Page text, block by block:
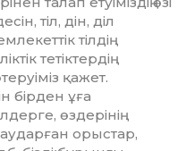
тіл, дін, діл
тілдің
тетіктердің
қажет.
бірден ұға
өздерінің
орыстар,